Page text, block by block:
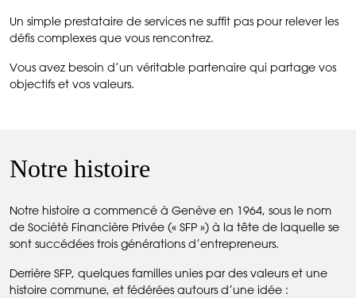
Un simple prestataire de services ne suffit pas pour relever les
défis complexes que vous rencontrez.
Vous avez besoin d’un véritable partenaire qui partage vos
objectifs et vos valeurs.
Notre histoire
Notre histoire a commencé à Genève en 1964, sous le nom
de Société Financière Privée (« SFP ») à la tête de laquelle se
sont succédées trois générations d’entrepreneurs.
Derrière SFP, quelques familles unies par des valeurs et une
histoire commune, et fédérées autours d’une idée :